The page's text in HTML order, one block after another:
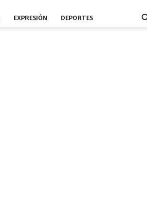
EXPRESIÓN DEPORTES